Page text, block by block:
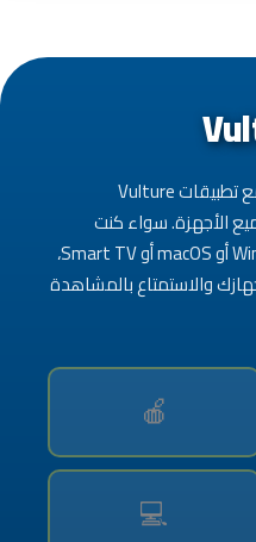
استمتع بتجربة مشاهدة سلسة مع تطبيقات Vulture
الأجهزة. سواء كنت
تستخدم Android أو iOS أو Windows أو macOS أو Smart TV،
والاستمتاع بالمشاهدة
🍎
💻